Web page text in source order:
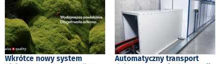
Wkrótce nowy system
Automatyczny transport